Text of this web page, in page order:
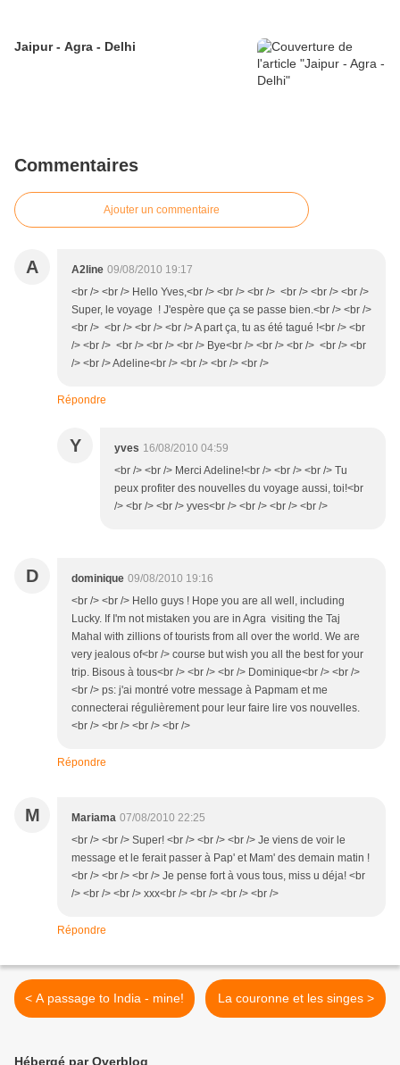
Jaipur - Agra - Delhi
Commentaires
Ajouter un commentaire
A A2line 09/08/2010 19:17
<br /> <br /> Hello Yves,<br /> <br /> <br /> <br /> <br /> <br />
Super, le voyage ! J'espère que ça se passe bien.<br /> <br />
<br /> <br /> <br /> <br /> A part ça, tu as été tagué !<br /> <br
/> <br /> <br /> <br /> <br /> Bye<br /> <br /> <br /> <br /> <br
/> <br /> Adeline<br /> <br /> <br /> <br />
Répondre
Y yves 16/08/2010 04:59
<br /> <br /> Merci Adeline!<br /> <br /> <br /> Tu
peux profiter des nouvelles du voyage aussi, toi!<br
/> <br /> <br /> yves<br /> <br /> <br /> <br />
D dominique 09/08/2010 19:16
<br /> <br /> Hello guys ! Hope you are all well, including
Lucky. If I'm not mistaken you are in Agra visiting the Taj
Mahal with zillions of tourists from all over the world. We are
very jealous of<br /> course but wish you all the best for your
trip. Bisous à tous<br /> <br /> <br /> Dominique<br /> <br />
<br /> ps: j'ai montré votre message à Papmam et me
connecterai régulièrement pour leur faire lire vos nouvelles.
<br /> <br /> <br /> <br />
Répondre
M Mariama 07/08/2010 22:25
<br /> <br /> Super! <br /> <br /> <br /> Je viens de voir le
message et le ferait passer à Pap' et Mam' des demain matin !
<br /> <br /> <br /> Je pense fort à vous tous, miss u déja! <br
/> <br /> <br /> xxx<br /> <br /> <br /> <br />
Répondre
< A passage to India - mine! La couronne et les singes >
Hébergé par Overblog